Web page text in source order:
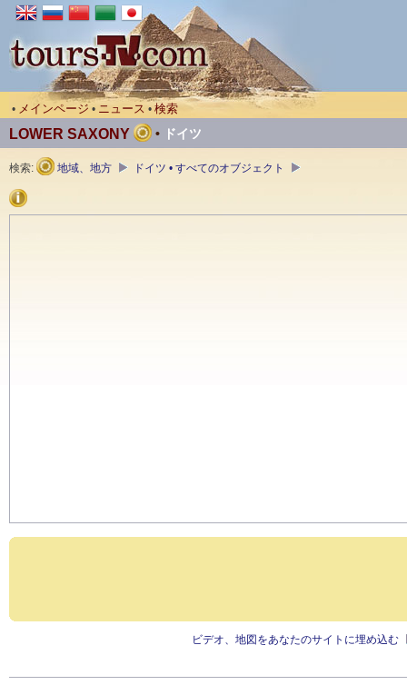
• メインページ • ニュース • 検索
LOWER SAXONY • ドイツ
検索: 地域、地方 ドイツ • すべてのオブジェクト
ビデオ、地図をあなたのサイトに埋め込む